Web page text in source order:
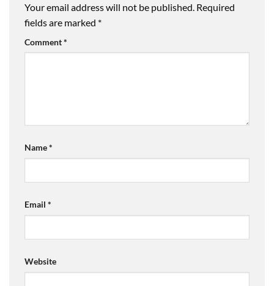
Your email address will not be published. Required
fields are marked *
Comment*
Name*
Email *
Website